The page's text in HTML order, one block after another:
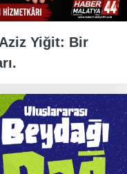
Aziz Yiğit: Bir